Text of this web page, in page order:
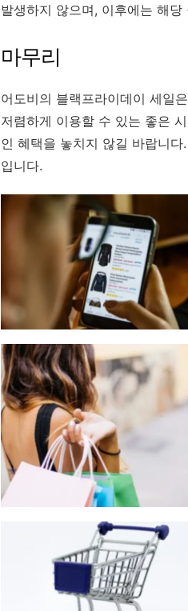
발생하지 않으며, 이후에는 해
마무리
어도비의 블랙프라이데이 세일
저렴하게 이용할 수 있는 좋은
인 혜택을 놓치지 않길 바랍니
입니다.